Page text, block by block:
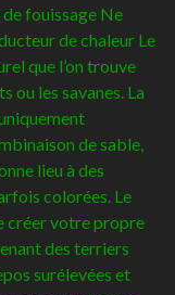
fouissage Ne
de chaleur Le
que l’on trouve
ou les savanes. La
de sable,
lieu à des
colorées. Le
créer votre propre
des terriers
surélevées et